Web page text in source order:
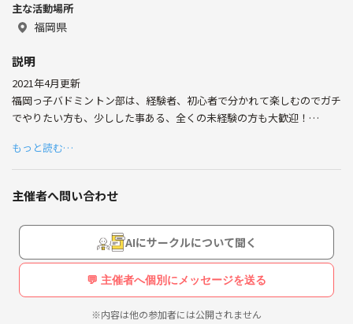
僕自身がそうだったからこそ、色んな方がスポーツを通し
主な活動場所
福岡県
説明
2021年4月更新
福岡っ子バドミントン部は、経験者、初心者で分かれて楽しむのでガチ
でやりたい方も、少しした事ある、全くの未経験の方も大歓迎！
ガチでやりたい方は経験者同士の試合、初心者の方は必要があれば経験
者が指導してくれます😊
女の子も多いので、女性の方でも安心して来ていただけます☺️
場所は福岡市内の体育館。参加費は借りる体育館によって違いますが30
0円~500円ほど。ラケットと羽根はこちらで何本か準備してあります😄
｢最近運動不足……｣
もっと読む…
主催者へ問い合わせ
AIにサークルについて聞く
💬 主催者へ個別にメッセージを送る
※内容は他の参加者には公開されません